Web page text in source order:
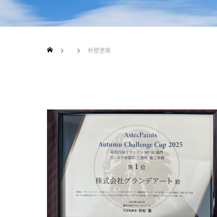
ブログ ブログ
外壁塗装